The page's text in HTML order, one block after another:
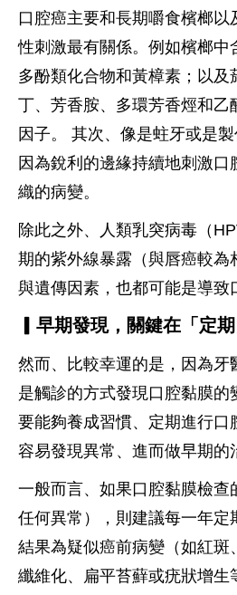
口腔癌主要和長期嚼食檳榔以
性刺激最有關係。例如檳榔中
多酚類化合物和黃樟素；以及
丁、芳香胺、多環芳香烴和乙
因子。 其次、像是蛀牙或是
因為銳利的邊緣持續地刺激口
織的病變。
除此之外、人類乳突病毒（
期的紫外線暴露（與唇癌較為
與遺傳因素，也都可能是導致
▎早期發現，關鍵在「定期
然而、比較幸運的是，因為牙
是觸診的方式發現口腔黏膜的
要能夠養成習慣、定期進行口
容易發現異常、進而做早期的
一般而言、如果口腔黏膜檢查
任何異常），則建議每一年定
結果為疑似癌前病變（如紅斑
纖維化、扁平苔蘚或疣狀增生